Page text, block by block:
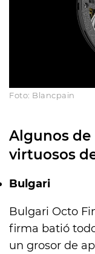
Foto: Blancpain
Algunos
virtuosos
Bulgari
Bulgari Octo
firma batió
un grosor de